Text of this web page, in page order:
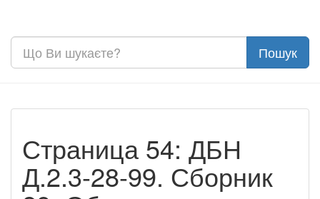
Страница 54: ДБН
Д.2.3-28-99. Сборник